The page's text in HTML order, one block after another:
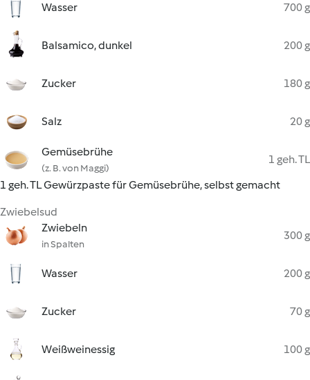
Wasser 700 g
Balsamico, dunkel 200 g
Zucker 180 g
Salz 20 g
Gemüsebrühe
(z. B. von Maggi)
1 geh. TL
1 geh. TL Gewürzpaste für Gemüsebrühe, selbst gemacht
Zwiebelsud
Zwiebeln
in Spalten
300 g
Wasser 200 g
Zucker 70 g
Weißweinessig 100 g